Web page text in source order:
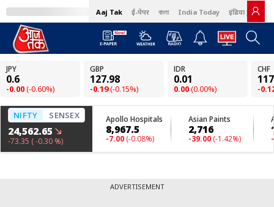
Aaj Tak ई-पेपर বাংলা India Today इंडिया टुडे हिंदी
ADVERTISEMENT